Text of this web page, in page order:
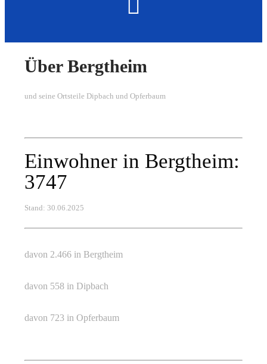
Über Bergtheim
und seine Ortsteile Dipbach und Opferbaum
Einwohner in Bergtheim:
3747
Stand: 30.06.2025
davon 2.466 in Bergtheim
davon 558 in Dipbach
davon 723 in Opferbaum